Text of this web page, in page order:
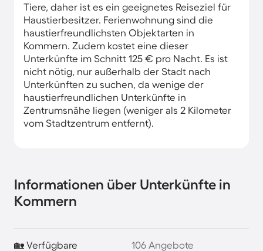
Tiere, daher ist es ein geeignetes Reiseziel für
Haustierbesitzer. Ferienwohnung sind die
haustierfreundlichsten Objektarten in
Kommern. Zudem kostet eine dieser
Unterkünfte im Schnitt 125 € pro Nacht. Es ist
nicht nötig, nur außerhalb der Stadt nach
Unterkünften zu suchen, da wenige der
haustierfreundlichen Unterkünfte in
Zentrumsnähe liegen (weniger als 2 Kilometer
vom Stadtzentrum entfernt).
Informationen über Unterkünfte in
Kommern
🏡 Verfügbare
106 Angebote